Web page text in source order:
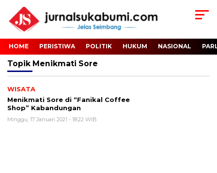
HOME PERISTIWA POLITIK HUKUM NASIONAL
Topik Menikmati Sore
WISATA
Menikmati Sore di “Fanikal Coffee
Shop” Kabandungan
Minggu, 17 Januari 2021 - 18:22 WIB